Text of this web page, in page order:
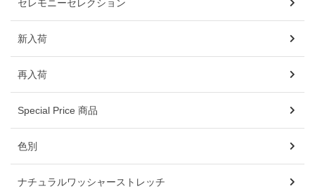
セレモニーセレクション
新入荷
再入荷
Special Price 商品
色別
ナチュラルワッシャーストレッチ